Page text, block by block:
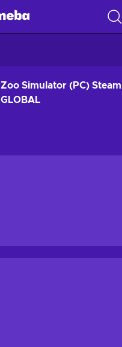
Zoo Simulator (PC)
GLOBAL